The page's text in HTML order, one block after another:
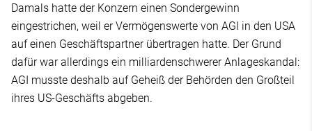
Damals hatte der Konzern einen Sondergewinn
eingestrichen, weil er Vermögenswerte von AGI in den USA
auf einen Geschäftspartner übertragen hatte. Der Grund
dafür war allerdings ein milliardenschwerer Anlageskandal:
AGI musste deshalb auf Geheiß der Behörden den Großteil
ihres US-Geschäfts abgeben.